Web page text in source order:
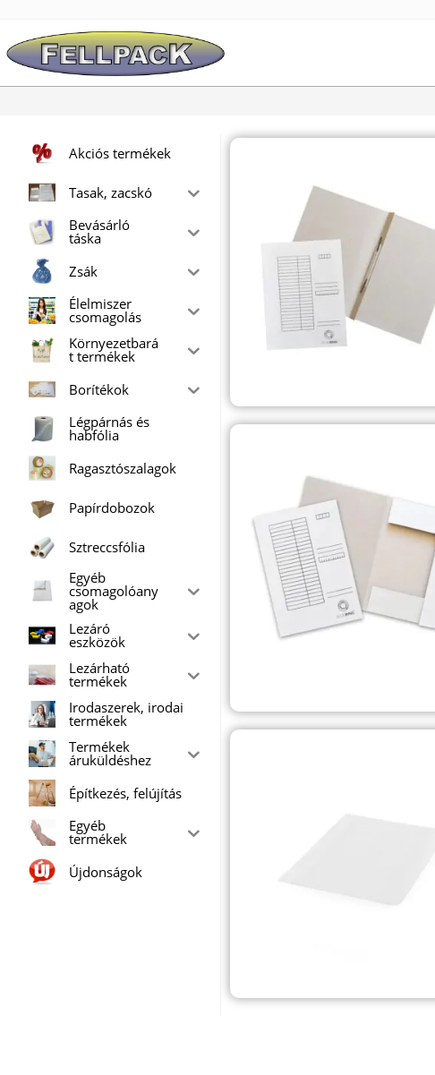
content
Akciós termékek
Tasak, zacskó
Bevásárló
táska
Zsák
Élelmiszer
csomagolás
Környezetbará
t termékek
Borítékok
Légpárnás és
habfólia
Ragasztószalagok
Papírdobozok
Sztreccsfólia
Egyéb
csomagolóany
agok
Lezáró
eszközök
Lezárható
termékek
Irodaszerek, irodai
termékek
Termékek
áruküldéshez
Építkezés, felújítás
Egyéb
termékek
Újdonságok